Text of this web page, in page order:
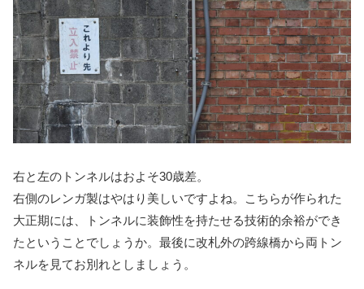
右と左のトンネルはおよそ30歳差。
右側のレンガ製はやはり美しいですよね。こちらが作られた
大正期には、トンネルに装飾性を持たせる技術的余裕ができ
たということでしょうか。最後に改札外の跨線橋から両トン
ネルを見てお別れとしましょう。